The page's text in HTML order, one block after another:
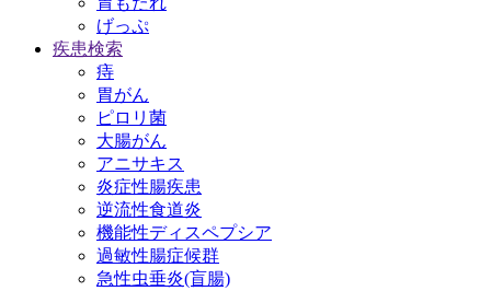
げっぷ
疾患検索
痔
胃がん
ピロリ菌
大腸がん
アニサキス
炎症性腸疾患
逆流性食道炎
機能性ディスペプシア
過敏性腸症候群
急性虫垂炎(盲腸)